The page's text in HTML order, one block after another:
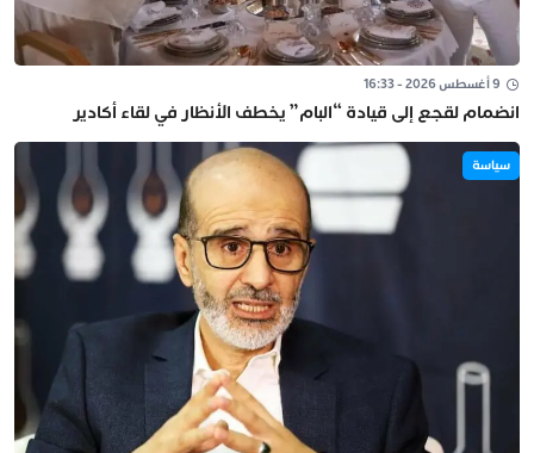
9 أغسطس 2026 - 16:33
انضمام لقجع إلى قيادة “البام” يخطف الأنظار في لقاء أكادير
سياسة